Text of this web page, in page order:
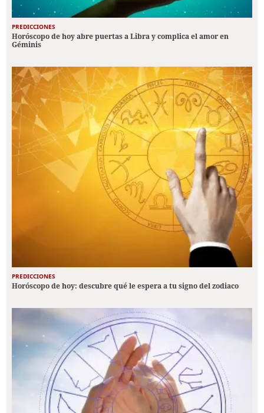
PREDICCIONES
Horóscopo de hoy abre puertas a Libra y complica el amor en
Géminis
PREDICCIONES
Horóscopo de hoy: descubre qué le espera a tu signo del zodiaco